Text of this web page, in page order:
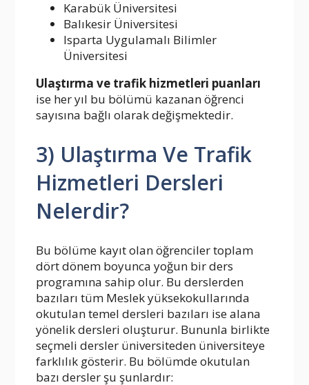
Karabük Üniversitesi
Balıkesir Üniversitesi
Isparta Uygulamalı Bilimler
Üniversitesi
Ulaştırma ve trafik hizmetleri puanları
ise her yıl bu bölümü kazanan öğrenci
sayısına bağlı olarak değişmektedir.
3) Ulaştırma Ve Trafik
Hizmetleri Dersleri
Nelerdir?
Bu bölüme kayıt olan öğrenciler toplam
dört dönem boyunca yoğun bir ders
programına sahip olur. Bu derslerden
bazıları tüm Meslek yüksekokullarında
okutulan temel dersleri bazıları ise alana
yönelik dersleri oluşturur. Bununla birlikte
seçmeli dersler üniversiteden üniversiteye
farklılık gösterir. Bu bölümde okutulan
bazı dersler şu şunlardır: